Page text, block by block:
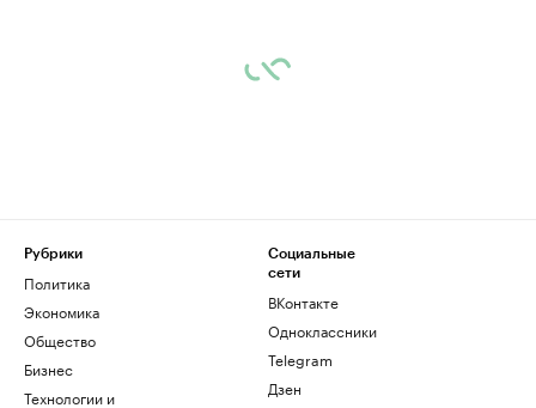
Рубрики
Политика
Экономика
Общество
Бизнес
Технологии и
Социальные
сети
ВКонтакте
Одноклассники
Telegram
Дзен